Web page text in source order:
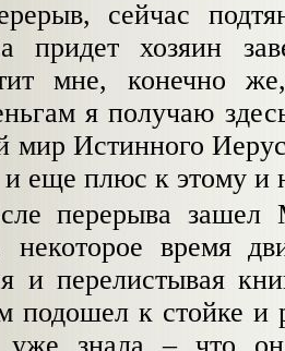
сейчас
придет хозяин
мне, конечно
я получаю
мир Истинного
еще плюс к этому и
перерыва
некоторое время
и перелистывая
подошел к стойке и